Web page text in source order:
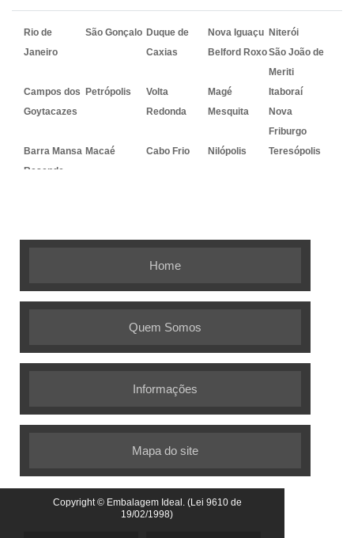
Rio de
Janeiro
São Gonçalo Duque de
Caxias
Nova Iguaçu Niterói
Belford RoxoSão João de
Meriti
Campos dos
Goytacazes
Petrópolis
Volta
Redonda
Magé
Itaboraí
Mesquita
Nova
Friburgo
Barra Mansa Macaé Cabo Frio Nilópolis
Teresópolis
Resende
Home
Quem Somos
Informações
Mapa do site
Copyright © Embalagem Ideal. (Lei 9610 de
19/02/1998)